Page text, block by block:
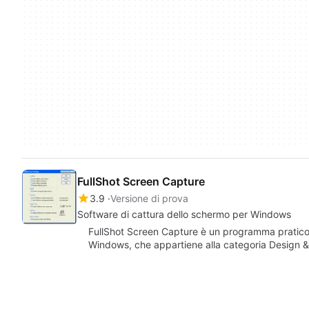
FullShot Screen Capture
3.9 Versione di prova
Software di cattura dello schermo per Windows
FullShot Screen Capture è un programma
Windows, che appartiene alla categoria Design